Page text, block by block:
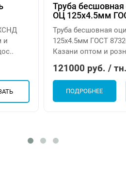
и
Труба
ОЦ 125х4.5мм
Труба бесшовная
125х4.5мм ГОСТ
Казани оптом и
121000 руб. / тн.
ПОДРОБНЕЕ